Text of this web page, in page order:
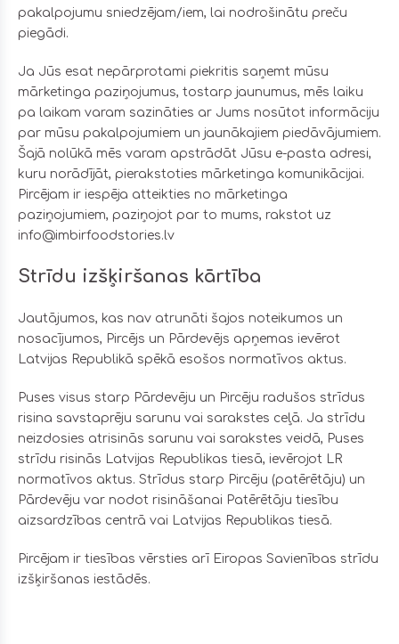
pakalpojumu sniedzējam/iem, lai nodrošinātu preču
piegādi.
Ja Jūs esat nepārprotami piekritis saņemt mūsu
mārketinga paziņojumus, tostarp jaunumus, mēs laiku
pa laikam varam sazināties ar Jums nosūtot informāciju
par mūsu pakalpojumiem un jaunākajiem piedāvājumiem.
Šajā nolūkā mēs varam apstrādāt Jūsu e-pasta adresi,
kuru norādījāt, pierakstoties mārketinga komunikācijai.
Pircējam ir iespēja atteikties no mārketinga
paziņojumiem, paziņojot par to mums, rakstot uz
info@imbirfoodstories.lv
Strīdu izšķiršanas kārtība
Jautājumos, kas nav atrunāti šajos noteikumos un
nosacījumos, Pircējs un Pārdevējs apņemas ievērot
Latvijas Republikā spēkā esošos normatīvos aktus.
Puses visus starp Pārdevēju un Pircēju radušos strīdus
risina savstaprēju sarunu vai sarakstes ceļā. Ja strīdu
neizdosies atrisinās sarunu vai sarakstes veidā, Puses
strīdu risinās Latvijas Republikas tiesā, ievērojot LR
normatīvos aktus. Strīdus starp Pircēju (patērētāju) un
Pārdevēju var nodot risināšanai Patērētāju tiesību
aizsardzības centrā vai Latvijas Republikas tiesā.
Pircējam ir tiesības vērsties arī Eiropas Savienības strīdu
izšķiršanas iestādēs.